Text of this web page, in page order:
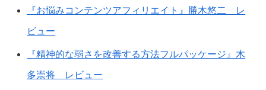
『お悩みコンテンツアフィリエイト』勝木悠二 レ
ビュー
『精神的な弱さを改善する方法フルパッケージ』木
多崇将 レビュー